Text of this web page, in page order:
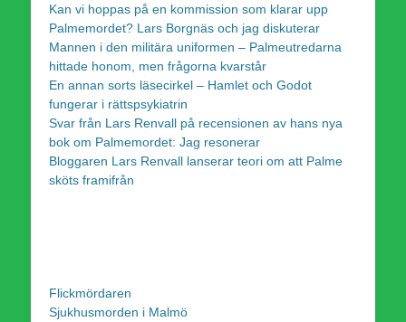
Kan vi hoppas på en kommission som klarar upp
Palmemordet? Lars Borgnäs och jag diskuterar
Mannen i den militära uniformen – Palmeutredarna
hittade honom, men frågorna kvarstår
En annan sorts läsecirkel – Hamlet och Godot
fungerar i rättspsykiatrin
Svar från Lars Renvall på recensionen av hans nya
bok om Palmemordet: Jag resonerar
Bloggaren Lars Renvall lanserar teori om att Palme
sköts framifrån
Flickmördaren
Sjukhusmorden i Malmö